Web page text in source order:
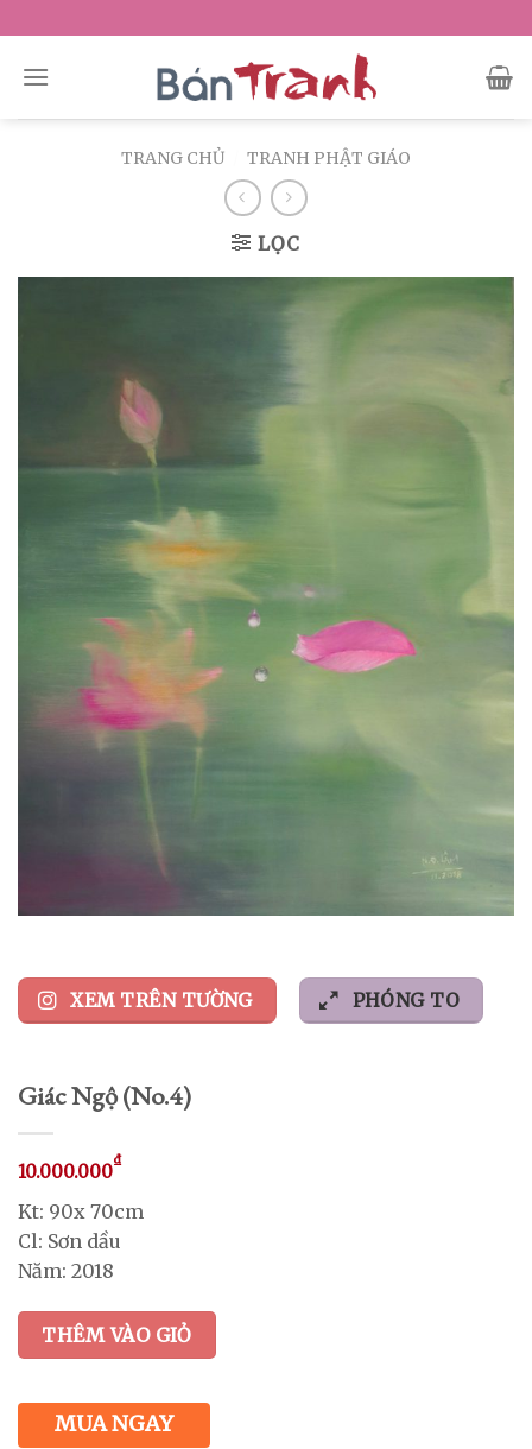
to
content
TRANG CHỦ TRANH PHẬT GIÁO
LỌC
XEM TRÊN TƯỜNG PHÓNG TO
Giác Ngộ (No.4)
10.000.000₫
Kt: 90x 70cm
Cl: Sơn dầu
Năm: 2018
THÊM VÀO GIỎ
MUA NGAY